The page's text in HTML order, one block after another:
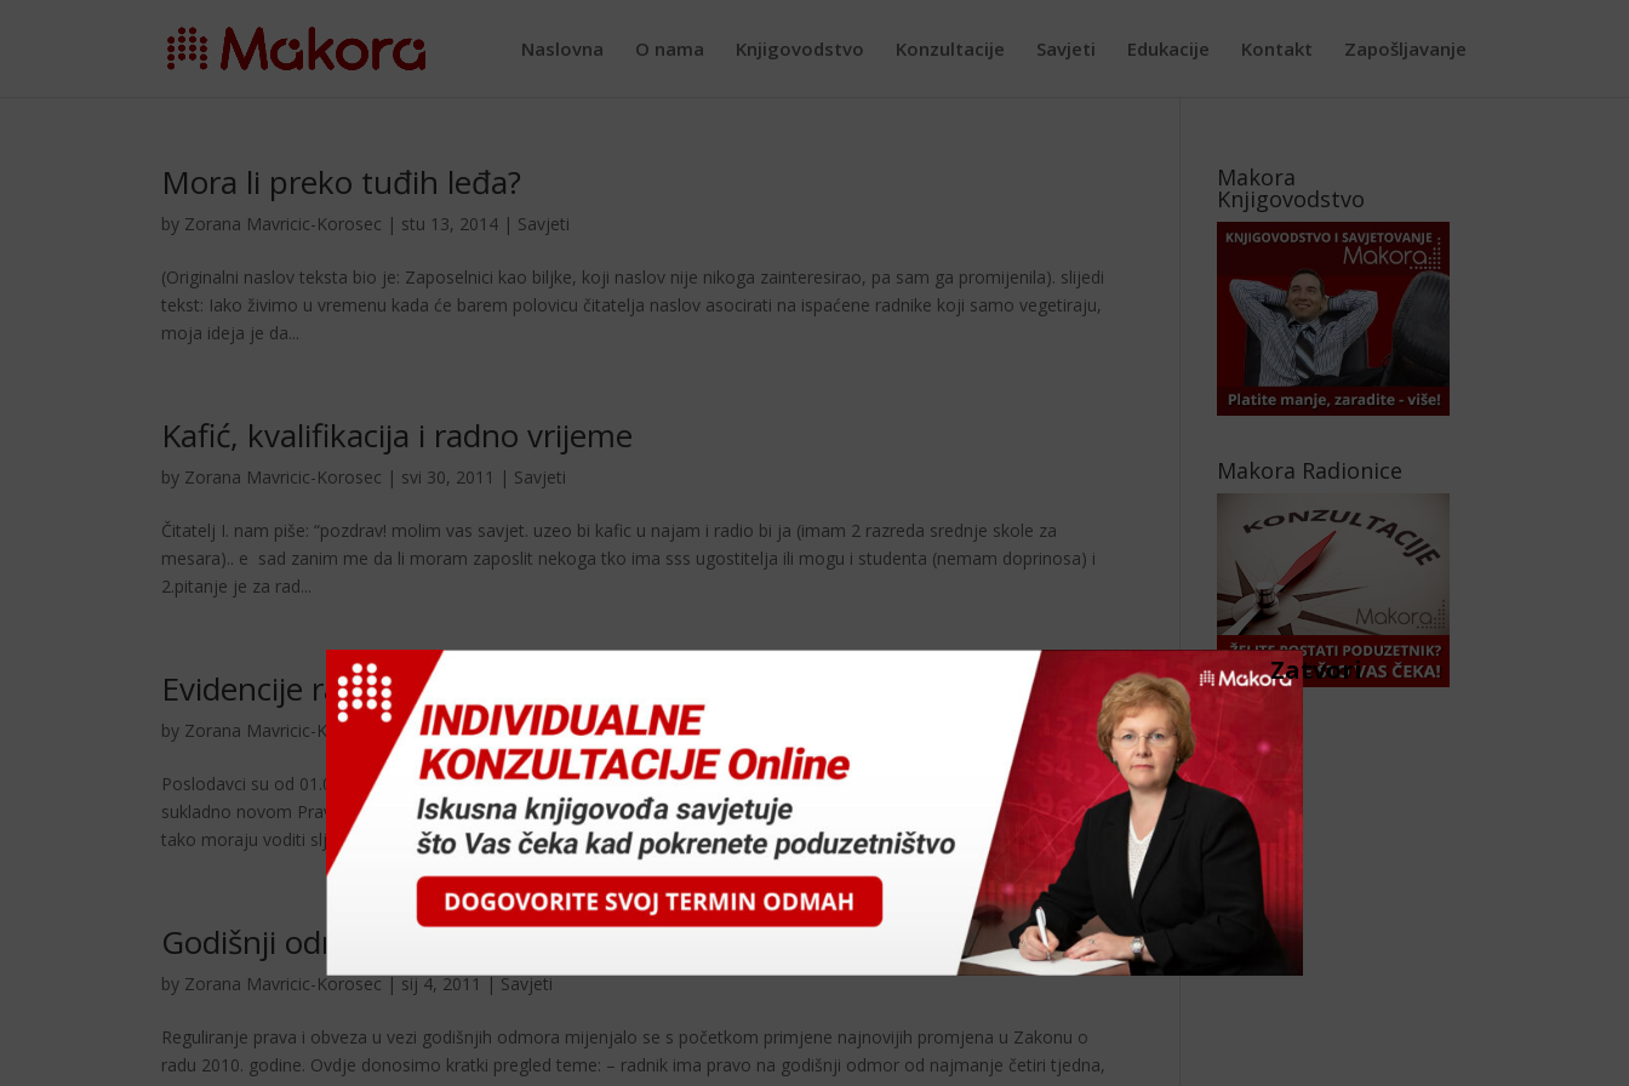
Naslovna O nama Knjigovodstvo Konzultacije Savjeti Edukacije Kontakt Zapošljavanje
Mora li preko tuđih leđa?
by Zorana Mavricic-Korosec | stu 13, 2014| Savjeti
(Originalni naslov teksta bio je: Zaposelnici kao biljke, koji naslov nije nikoga zainteresirao, pa sam ga promijenila). slijedi
tekst: Iako živimo u vremenu kada će barem polovicu či­tatelja naslov asocirati na ispaćene radnike koji samo vegetiraju,
moja ideja je da...
Kafić, kvalifikacija i radno vrijeme
by Zorana Mavricic-Korosec | svi 30, 2011 | Savjeti
Čitatelj I. nam piše: “pozdrav! molim vas savjet. uzeo bi kafic u najam i radio bi ja (imam 2 razreda srednje skole za
mesara).. e sad zanim me da li moram zaposlit nekoga tko ima sss ugostitelja ili mogu i studenta (nemam doprinosa) i
2.pitanje je za rad...
Evidencije radnika od 01.05.2011.
by Zorana Mavricic-Korosec |svi 2, 2011| Savjeti
Poslodavci su od 01.05.2011. godine dužni voditi nove evidencije o radnicima i evidencije o radnom vremenu radnika
sukladno novom Pravilniku o sadržaju i načinu vođenja evidencije o radnicima (NN 37/2011). U evidenciji o radnicima se
tako moraju voditi sljedeći novi...
Godišnji odmor po ZNR 2010.
by Zorana Mavricic-Korosec|sij 4, 2011|Savjeti
Reguliranje prava i obveza u vezi godišnjih odmora mijenjalo se s početkom primjene najnovijih promjena u Zakonu o
radu 2010. godine. Ovdje donosimo kratki pregled teme: – radnik ima pravo na godišnji odmor od najmanje četiri tjedna,
Makora
Knjigovodstvo
Makora Radionice
Zatvori